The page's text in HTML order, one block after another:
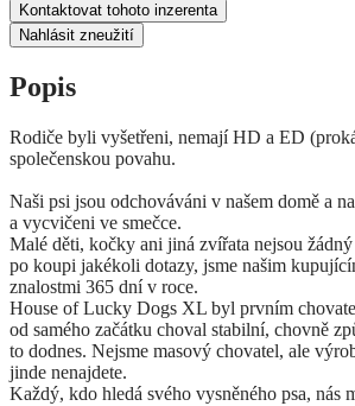
Kontaktovat tohoto inzerenta
Nahlásit zneužití
Popis
Rodiče byli vyšetřeni, nemají HD a ED
společenskou povahu.
Naši psi jsou odchováváni v našem domě a
a vycvičeni ve smečce.
Malé děti, kočky ani jiná zvířata nejsou
po koupi jakékoli dotazy, jsme našim
znalostmi 365 dní v roce.
House of Lucky Dogs XL byl prvním
od samého začátku choval stabilní, chovně
to dodnes. Nejsme masový chovatel, ale
jinde nenajdete.
Každý, kdo hledá svého vysněného psa, nás